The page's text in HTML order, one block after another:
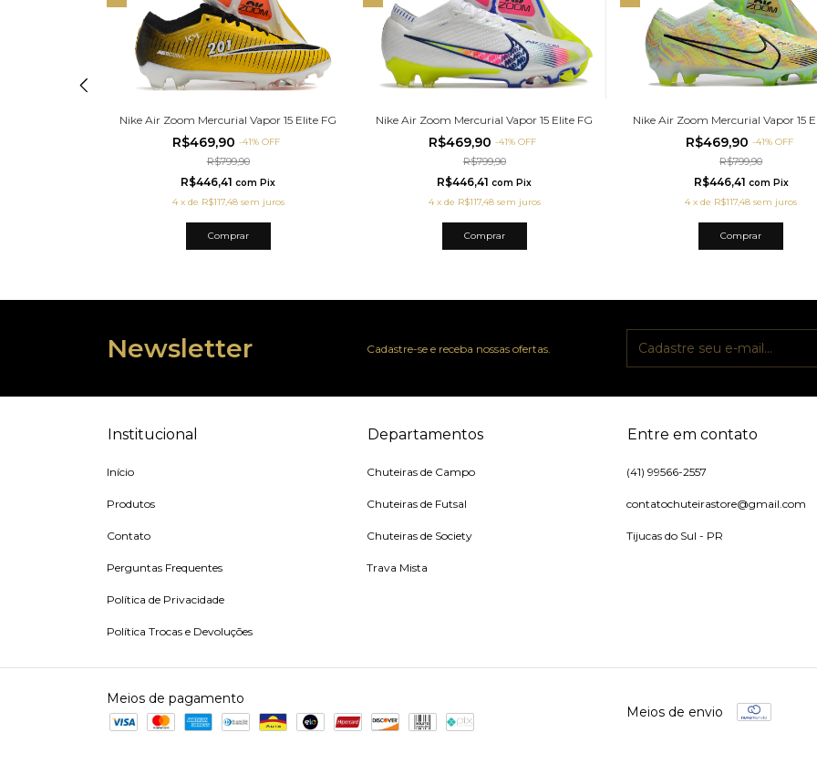
Nike Air Zoom Mercurial Vapor 15 Elite FG
R$469,90-41%OFF
R$799,90
R$446,41com Pix
4 x de R$117,48 sem juros
Comprar
Nike Air Zoom Mercurial Vapor 15 Elite FG
R$469,90-41%OFF
R$799,90
R$446,41com Pix
4 x de R$117,48 sem juros
Comprar
Nike Air Zoom Mercurial Vapor 15
R$469,90 -41% OFF
R$799,90
R$446,41 com Pix
4 xde R$117,48 sem juros
Comprar
Newsletter Cadastre-se e receba nossas ofertas.
Institucional
Início
Produtos
Contato
Perguntas Frequentes
Política de Privacidade
Política Trocas e Devoluções
Departamentos
Chuteiras de Campo
Chuteiras de Futsal
Chuteiras de Society
Trava Mista
Entre em contato
(41) 99566-2557
contatochuteirastore@gmail.com
Tijucas do Sul - PR
Meios de pagamento
Meios de envio